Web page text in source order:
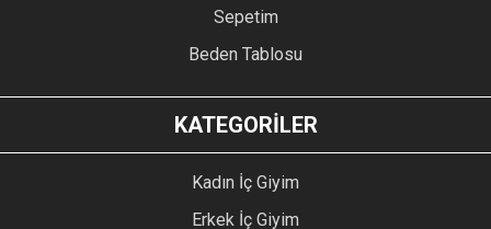
Sepetim
Beden Tablosu
KATEGORİLER
Kadın İç Giyim
Erkek İç Giyim